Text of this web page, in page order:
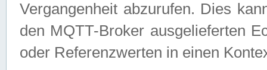
Vergangenheit abzurufen. Dies
den MQTT-Broker ausgelieferten
oder Referenzwerten in einen